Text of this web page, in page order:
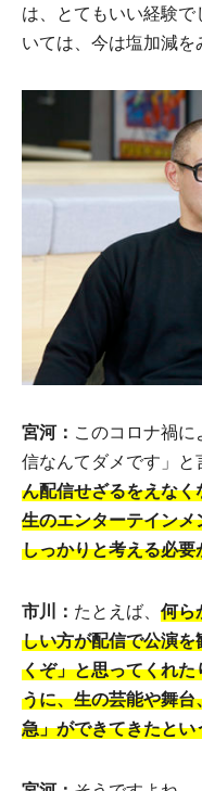
は、とてもいい経験
いては、今は塩加減を
宮河： このコロナ禍
信なんてダメです」と
ん配信せざるをえな
生のエンターテイン
しっかりと考える必
市川： たとえば、 何ら
しい方が配信で公演
くぞ」と思ってくれ
うに、生の芸能や舞
急」ができてきたと